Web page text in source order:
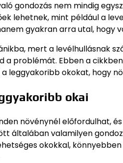
gondozás nem mindig
lehetnek, mint például a
gyakran arra utal, hogy
mert a levélhullásnak
a problémát. Ebben a
leggyakoribb okokat, hogy
okai
növénynél előfordulhat,
általában valamilyen
okokkal,